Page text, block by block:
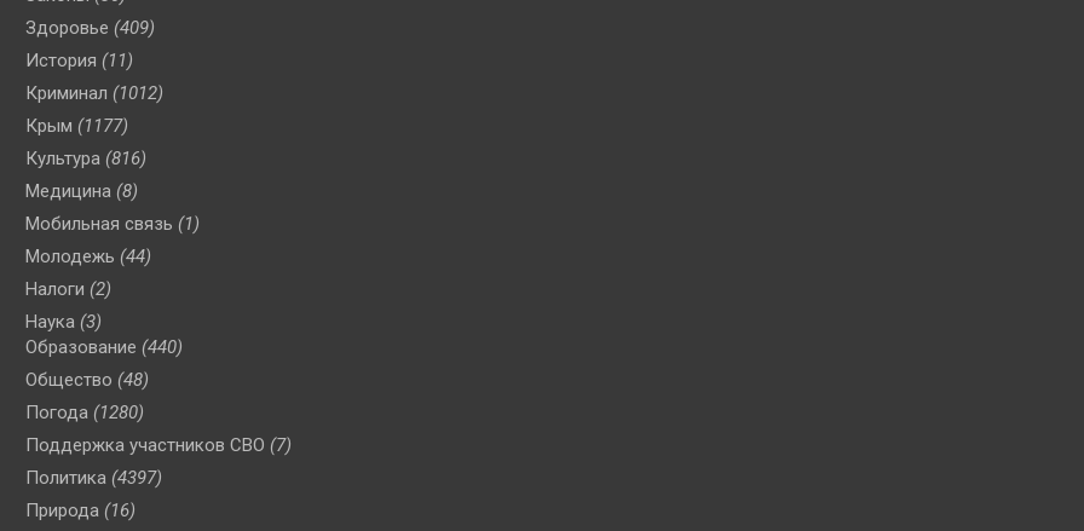
Здоровье (409)
История (11)
Криминал (1012)
Крым (1177)
Культура (816)
Медицина (8)
Мобильная связь (1)
Молодежь (44)
Налоги (2)
Наука (3)
Образование (440)
Общество (48)
Погода (1280)
Поддержка участников СВО (7)
Политика (4397)
Природа (16)